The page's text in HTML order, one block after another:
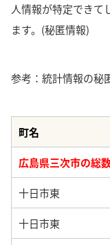
人情報が特定できて
ます。(秘匿情報)
参考：統計情報の秘
町名
広島県三次市の総
十日市東
十日市東